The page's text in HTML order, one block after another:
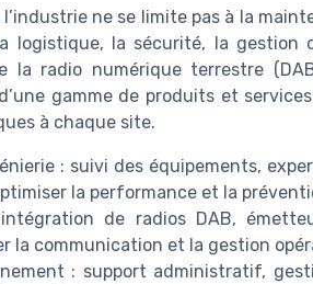
ne se limite pas à la
logistique, la sécurité, la gestion
la radio numérique terrestre
gamme de produits et
à chaque site.
: suivi des équipements,
la performance et la
de radios DAB,
la communication et la gestion
: support administratif,